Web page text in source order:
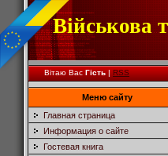
Військова
Вітаю Вас Гість|RSS
Меню сайту
Главная страница
Информация о сайте
Гостевая книга